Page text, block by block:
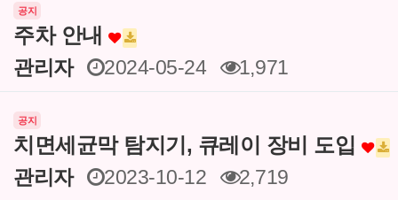
공지
주차 안내
관리자
2024-05-24 1,971
공지
치면세균막 탐지기, 큐레이 장비 도입
관리자
2023-10-12 2,719